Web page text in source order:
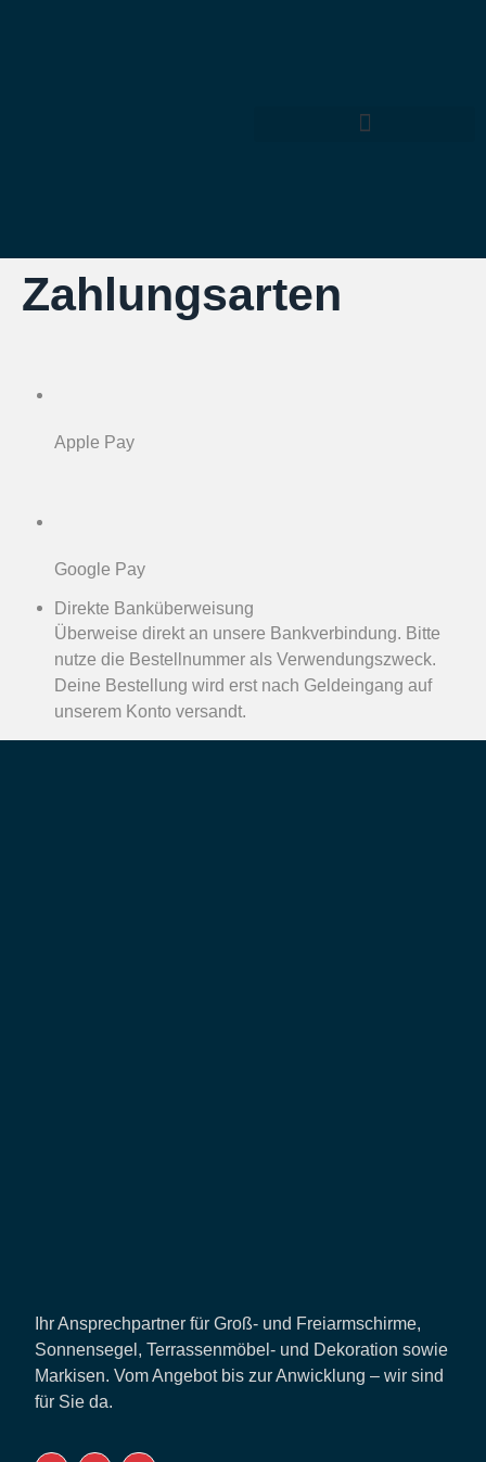
Zahlungsarten
Apple Pay
Google Pay
Direkte Banküberweisung
Überweise direkt an unsere Bankverbindung. Bitte
nutze die Bestellnummer als Verwendungszweck.
Deine Bestellung wird erst nach Geldeingang auf
unserem Konto versandt.
Ihr Ansprechpartner für Groß- und Freiarmschirme,
Sonnensegel, Terrassenmöbel- und Dekoration sowie
Markisen. Vom Angebot bis zur Anwicklung – wir sind
für Sie da.